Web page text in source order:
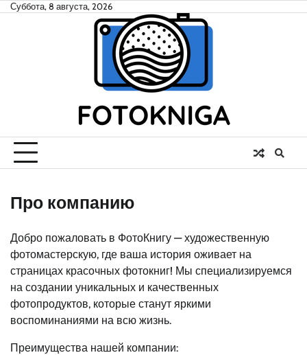
SkipСуббота, 8 августа, 2026
Про компанию
Добро пожаловать в ФотоКнигу — художественную
фотомастерскую, где ваша история оживает на
страницах красочных фотокниг! Мы специализируемся
на создании уникальных и качественных
фотопродуктов, которые станут яркими
воспоминаниями на всю жизнь.
Преимущества нашей компании: